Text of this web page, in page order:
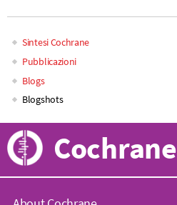
Main
navigation
Sintesi Cochrane
Pubblicazioni
Blogs
Blogshots
Cochrane